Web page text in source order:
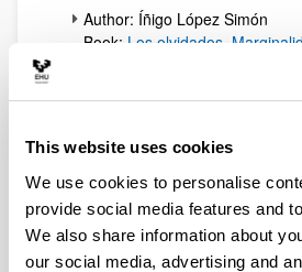
This website uses cookies
We use cookies to personalise
provide social media features and
We also share information about
our social media, advertising and
Author: Íñigo López Simón
Book: Los olvidados.
Ruiz
Comisiones Obreras
Publisher: Catarata